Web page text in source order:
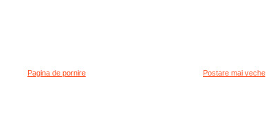
Postare mai veche
Pagina de pornire